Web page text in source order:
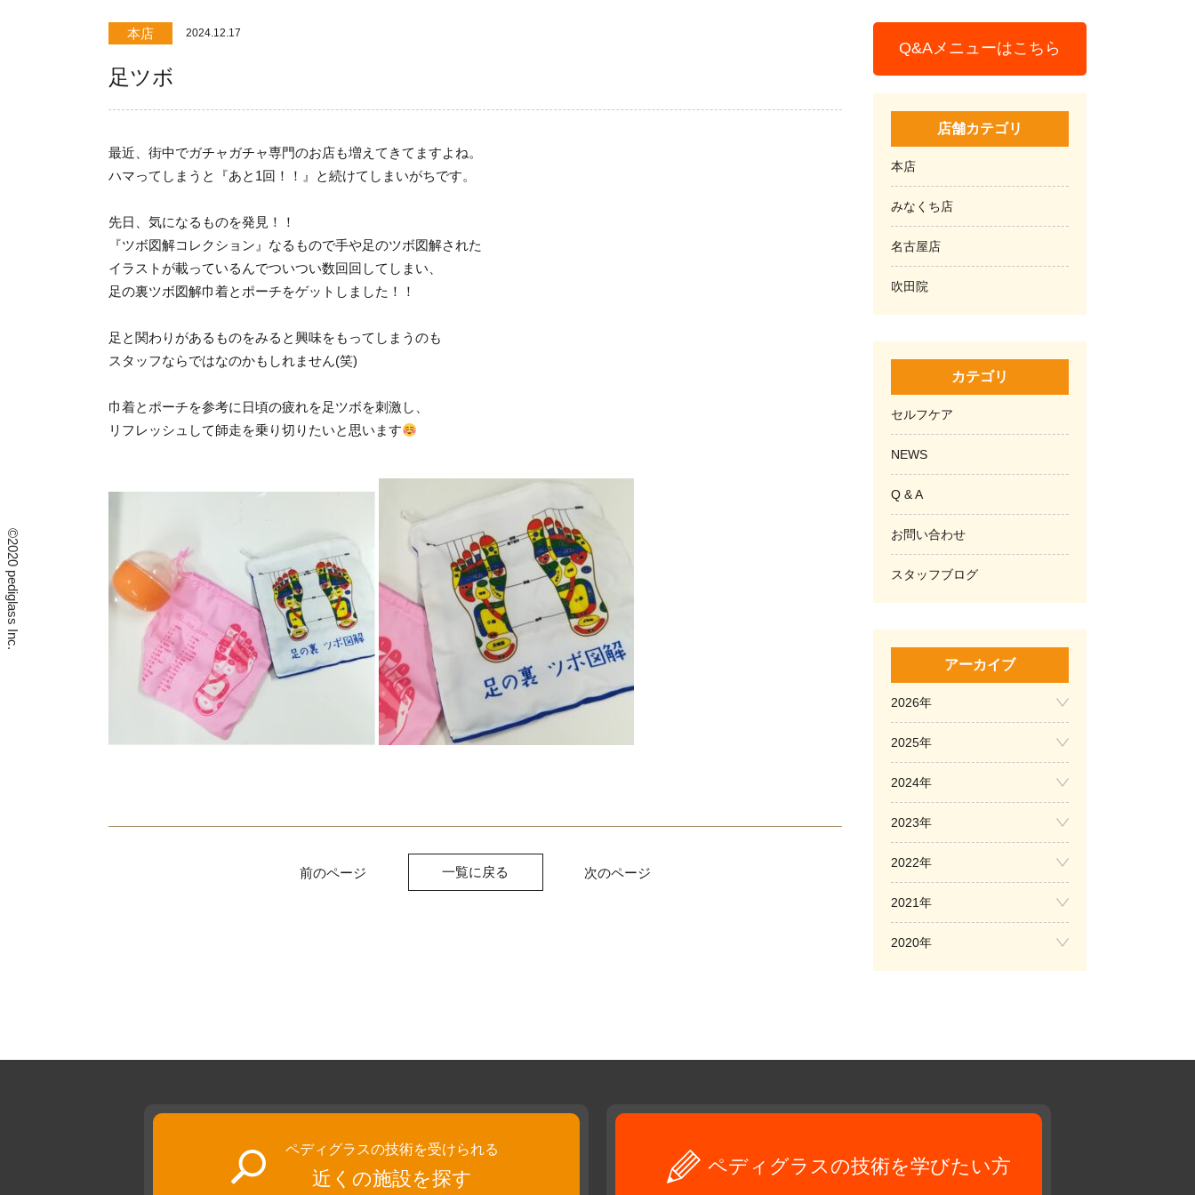
本店 2024.12.17
足ツボ
最近、街中でガチャガチャ専門のお店も増えてきてますよね。
ハマってしまうと『あと1回！！』と続けてしまいがちです。
先日、気になるものを発見！！
『ツボ図解コレクション』なるもので手や足のツボ図解された
イラストが載っているんでついつい数回回してしまい、
足の裏ツボ図解巾着とポーチをゲットしました！！
足と関わりがあるものをみると興味をもってしまうのも
スタッフならではなのかもしれません(笑)
巾着とポーチを参考に日頃の疲れを足ツボを刺激し、
リフレッシュして師走を乗り切りたいと思います
前のページ 一覧に戻る 次のページ
Q&Aメニューはこちら
店舗カテゴリ
本店
みなくち店
名古屋店
吹田院
カテゴリ
セルフケア
NEWS
Q & A
お問い合わせ
スタッフブログ
アーカイブ
2026年
2025年
2024年
2023年
2022年
2021年
2020年
ペディグラスの技術を受けられる
近くの施設を探す
ペディグラスの技術を学びたい方
©︎2020 pediglass Inc.